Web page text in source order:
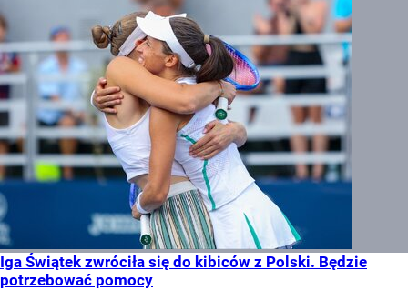
Iga Świątek zwróciła się do kibiców z Polski. Będzie
potrzebować pomocy